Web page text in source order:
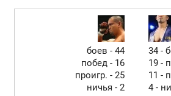
боев - 44
побед - 16
проигр. - 25
ничья - 2
34 -
19 -
11 -
4 -